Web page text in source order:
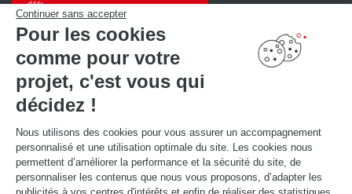
Continuer sans accepter
Pour les cookies
comme pour votre
projet, c'est vous qui
décidez !
Nous utilisons des cookies pour vous assurer un accompagnement
personnalisé et une utilisation optimale du site. Les cookies nous
permettent d’améliorer la performance et la sécurité du site, de
personnaliser les contenus que nous vous proposons, d’adapter les
PRENDRE RENDEZ-VOUS
LIENS UTILES
Promotions
Guides de poses et d’entretien
Consulter notre catalogue
À PROPOS
Actualités du groupe
Nous rejoindre
Ouvrir un magasin